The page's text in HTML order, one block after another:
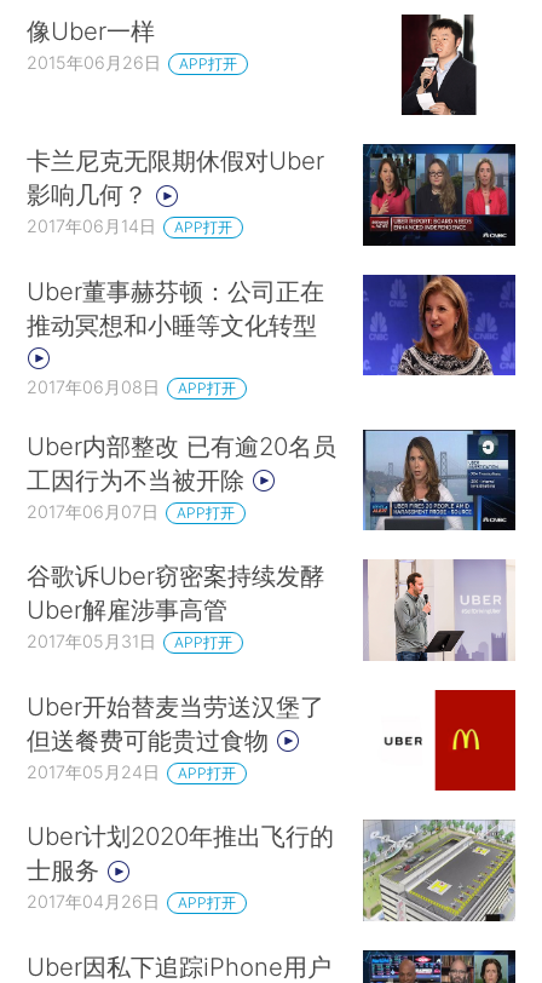
像Uber一样
2015年06月26日 APP打开
卡兰尼克无限期休假对Uber
影响几何？
2017年06月14日 APP打开
Uber董事赫芬顿：公司正在
推动冥想和小睡等文化转型
2017年06月08日 APP打开
Uber内部整改 已有逾20名员
工因行为不当被开除
2017年06月07日 APP打开
谷歌诉Uber窃密案持续发酵
Uber解雇涉事高管
2017年05月31日 APP打开
Uber开始替麦当劳送汉堡了
但送餐费可能贵过食物
2017年05月24日 APP打开
Uber计划2020年推出飞行的
士服务
2017年04月26日 APP打开
Uber因私下追踪iPhone用户